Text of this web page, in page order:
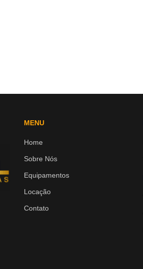
MENU
Home
Sobre Nós
Equipamentos
Locação
Contato